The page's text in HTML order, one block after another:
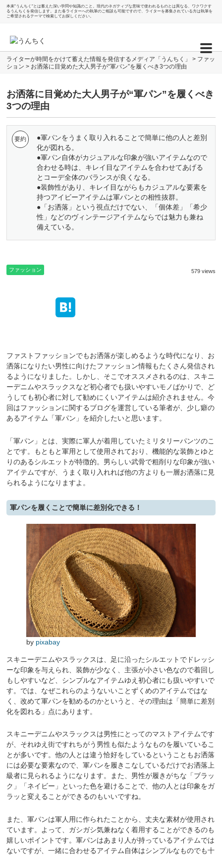
本来"うんちく"とは蓄えた深い学問や知識のこと。現代のネガティブな意味で使われるものとは異なる、ワクワクす
るうんちくを発信します。また各ライターへの執筆のご相談も可能ですので、ライターを募集されている方は執筆を
ご希望されるテーマで検索してお探しください。
ライターが時間をかけて蓄えた情報を発信するメディア「うんちく」 > ファッ
ション > お洒落に目覚めた大人男子が“軍パン”を履くべき3つの理由
お洒落に目覚めた大人男子が“軍パン”を履くべき
3つの理由
●軍パンをうまく取り入れることで簡単に他の人と差別
化が図れる。
●軍パン自体がカジュアルな印象が強いアイテムなので
合わせる時は、キレイ目なアイテムを合わせてあげる
とコーデ全体のバランスが良くなる。
●装飾性があり、キレイ目ながらもカジュアルな要素を
持つアイビーアイテムは軍パンとの相性抜群。
●「お洒落」という視点だけでない、「個体差」「希少
性」などのヴィンテージアイテムならでは魅力も兼ね
備えている。
ファッション 579 views
ファストファッションでもお洒落が楽しめるような時代になり、お
洒落になりたい男性に向けたファッション情報もたくさん発信され
るようになりました。しかし、そこでオススメされるのは、スキニ
ーデニムやスラックスなど初心者でも扱いやすいモノばかりで、ど
うしても初心者に対して勧めにくいアイテムは紹介されません。今
回はファッションに関するブログを運営している筆者が、少し癖の
あるアイテム「軍パン」を紹介したいと思います。
「軍パン」とは、実際に軍人が着用していたミリタリーパンツのこ
とです。もともと軍用として使用されており、機能的な装飾とゆと
りのあるシルエットが特徴的。男らしい武骨で粗削りな印象が強い
アイテムですが、うまく取り入れれば他の方よりも一層お洒落に見
られるようになりますよ。
軍パンを履くことで簡単に差別化できる！
by pixabay
スキニーデニムやスラックスは、足に沿ったシルエットでドレッシ
ーな印象を与えられ、装飾が少なく、主張が小さい色なので着回し
もしやすいなど、シンプルなアイテムゆえ初心者にも扱いやすいで
す。では、なぜこれらのようないいことずくめのアイテムではな
く、改めて軍パンを勧めるのかというと、その理由は「簡単に差別
化を図れる」点にあります。
スキニーデニムやスラックスは男性にとってのマストアイテムです
が、それゆえ街ですれちがう男性も似たようなものを履いているこ
とが多いです。他の人とは違う恰好をしているということもお洒落
には必要な要素なので、軍パンを履きこなしているだけでお洒落上
級者に見られるようになります。また、男性が履きがちな「ブラッ
ク」「ネイビー」といった色を避けることで、他の人とは印象をガ
ラッと変えることができるのもいいですね。
また、軍パンは軍人用に作られたことから、丈夫な素材が使用され
ています。よって、ガシガシ気兼ねなく着用することができるのも
嬉しいポイントです。軍パンはあまり人が持っているアイテムでは
ないですが、一緒に合わせるアイテム自体はシンプルなものでも十